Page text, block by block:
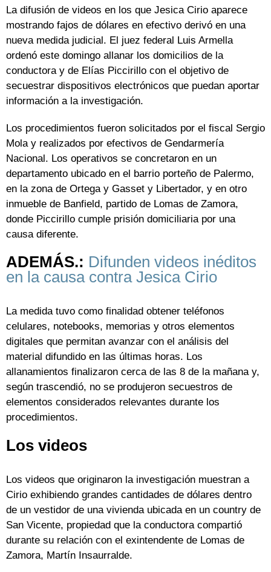
La difusión de videos en los que Jesica Cirio aparece
mostrando fajos de dólares en efectivo derivó en una
nueva medida judicial. El juez federal Luis Armella
ordenó este domingo allanar los domicilios de la
conductora y de Elías Piccirillo con el objetivo de
secuestrar dispositivos electrónicos que puedan aportar
información a la investigación.
Los procedimientos fueron solicitados por el fiscal Sergio
Mola y realizados por efectivos de Gendarmería
Nacional. Los operativos se concretaron en un
departamento ubicado en el barrio porteño de Palermo,
en la zona de Ortega y Gasset y Libertador, y en otro
inmueble de Banfield, partido de Lomas de Zamora,
donde Piccirillo cumple prisión domiciliaria por una
causa diferente.
ADEMÁS.: Difunden videos inéditos
en la causa contra Jesica Cirio
La medida tuvo como finalidad obtener teléfonos
celulares, notebooks, memorias y otros elementos
digitales que permitan avanzar con el análisis del
material difundido en las últimas horas. Los
allanamientos finalizaron cerca de las 8 de la mañana y,
según trascendió, no se produjeron secuestros de
elementos considerados relevantes durante los
procedimientos.
Los videos
Los videos que originaron la investigación muestran a
Cirio exhibiendo grandes cantidades de dólares dentro
de un vestidor de una vivienda ubicada en un country de
San Vicente, propiedad que la conductora compartió
durante su relación con el exintendente de Lomas de
Zamora, Martín Insaurralde.